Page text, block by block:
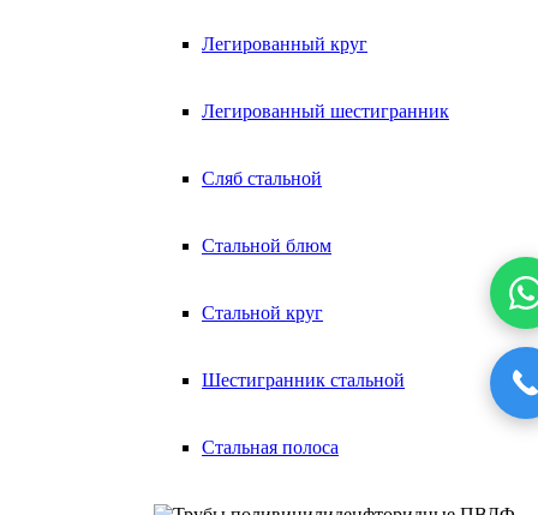
Легированный круг
Легированный шестигранник
Сляб стальной
Стальной блюм
Стальной круг
Шестигранник стальной
Стальная полоса